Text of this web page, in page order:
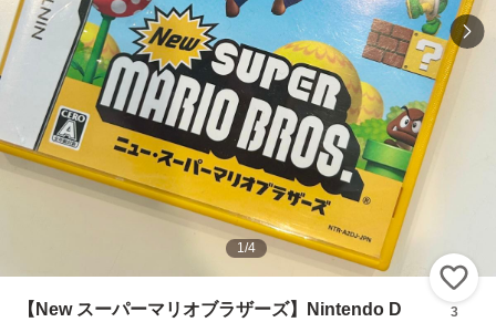
1/4
【New スーパーマリオブラザーズ】Nintendo D
3